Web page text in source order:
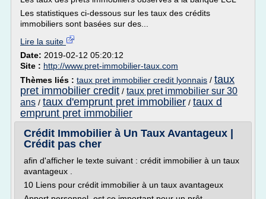
Les statistiques ci-dessous sur les taux des crédits
immobiliers sont basées sur des...
Lire la suite
Date: 2019-02-12 05:20:12
Site : http://www.pret-immobilier-taux.com
Thèmes liés : taux pret immobilier credit lyonnais / taux
pret immobilier credit / taux pret immobilier sur 30
ans / taux d'emprunt pret immobilier / taux d
emprunt pret immobilier
Crédit Immobilier à Un Taux Avantageux |
Crédit pas cher
afin d'afficher le texte suivant : crédit immobilier à un taux
avantageux .
10 Liens pour crédit immobilier à un taux avantageux